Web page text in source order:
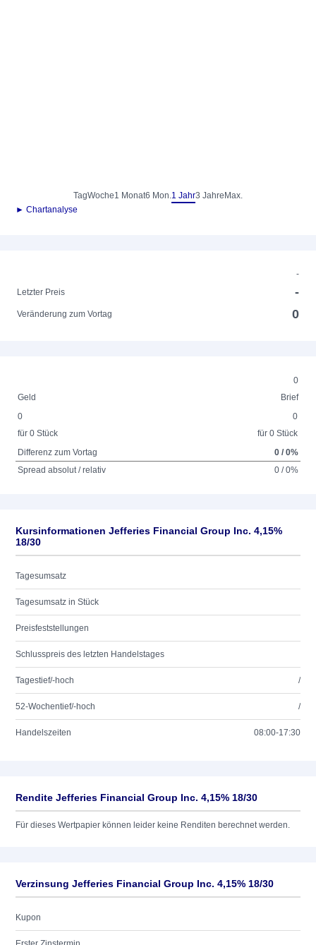
TagWoche1 Monat6 Mon.1 Jahr3 Jahre Max.
► Chartanalyse
-
Letzter Preis
-
Veränderung zum Vortag 0
0
Geld
Brief
0
für 0 Stück
0
für 0 Stück
Differenz zum Vortag
0 / 0%
Spread absolut / relativ
0 / 0%
Kursinformationen Jefferies Financial Group Inc. 4,15%
18/30
Tagesumsatz
Tagesumsatz in Stück
Preisfeststellungen
Schlusspreis des letzten Handelstages
Tagestief/-hoch /
52-Wochentief/-hoch /
Handelszeiten 08:00-17:30
Rendite Jefferies Financial Group Inc. 4,15% 18/30
Für dieses Wertpapier können leider keine Renditen berechnet werden.
Verzinsung Jefferies Financial Group Inc. 4,15% 18/30
Kupon